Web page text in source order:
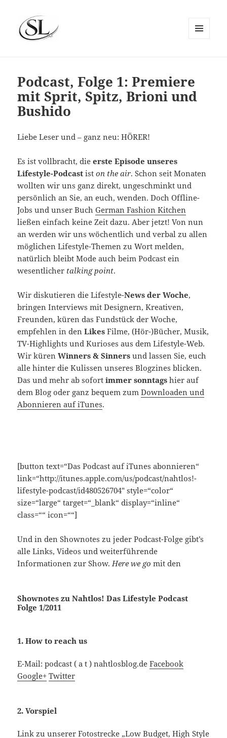
Podcast, Folge 1: Premiere
mit Sprit, Spitz, Brioni und
Bushido
Liebe Leser und – ganz neu: HÖRER!
Es ist vollbracht, dieerste Episode unseres
Lifestyle-Podcast iston the air. Schon seit Monaten
wollten wir uns ganz direkt, ungeschminkt und
persönlich an Sie, an euch, wenden. Doch Offline-
Jobs und unser BuchGerman Fashion Kitchen
ließen einfach keine Zeit dazu. Aber jetzt! Von nun
an werden wir uns wöchentlich und verbal zu allen
möglichen Lifestyle-Themen zu Wort melden,
natürlich bleibt Mode auch beim Podcast ein
wesentlicher talking point.
Wir diskutieren die Lifestyle-News der Woche,
bringen Interviews mit Designern, Kreativen,
Freunden, küren das Fundstück der Woche,
empfehlen in denLikes Filme, (Hör-)Bücher, Musik,
TV-Highlights und Kurioses aus dem Lifestyle-Web.
Wir kürenWinners & Sinners und lassen Sie, euch
alle hinter die Kulissen unseres Blogzines blicken.
Das und mehr ab sofortimmer sonntags hier auf
dem Blog oder ganz bequem zumDownloaden und
Abonnieren auf iTunes.
[button text=“Das Podcast auf iTunes abonnieren“
link=“http://itunes.apple.com/us/podcast/nahtlos!-
lifestyle-podcast/id480526704″ style=“color“
size=“large“ target=“_blank“ display=“inline“
class=““ icon=““]
Und in den Shownotes zu jeder Podcast-Folge gibt’s
alle Links, Videos und weiterführende
Informationen zur Show.Here we go mit den
Shownotes zu Nahtlos! Das Lifestyle Podcast
Folge 1/2011
1. How to reach us
E-Mail: podcast ( a t ) nahtlosblog.deFacebook
Google+ Twitter
2. Vorspiel
Link zu unserer Fotostrecke „Low Budget, High Style